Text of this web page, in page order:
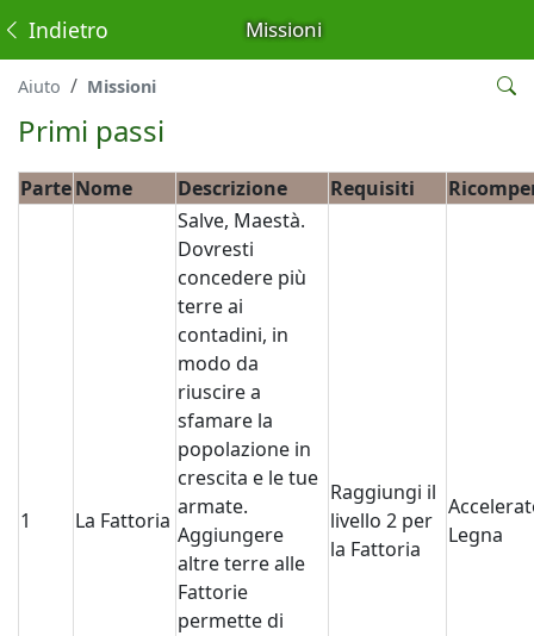
Missioni
Indietro
Aiuto Missioni
Primi passi
ParteNome Descrizione Requisiti
1 La Fattoria
Salve, Maestà.
Dovresti
concedere più
terre ai
contadini, in
modo da
riuscire a
sfamare la
popolazione in
crescita e le tue
armate.
Aggiungere
altre terre alle
Fattorie
permette di
Raggiungi il
livello 2 per
la Fattoria
Legna